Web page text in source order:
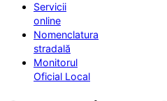
Servicii
online
Nomenclatura
stradală
Monitorul
Oficial Local